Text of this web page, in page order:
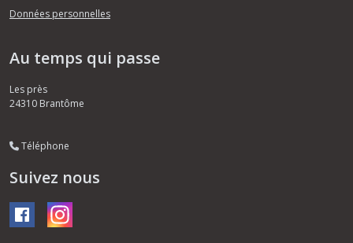
Données personnelles
Au temps qui passe
Les près
24310 Brantôme
Téléphone
Suivez nous